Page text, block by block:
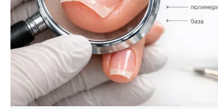
ГОСТ на маникюр Р 72319-